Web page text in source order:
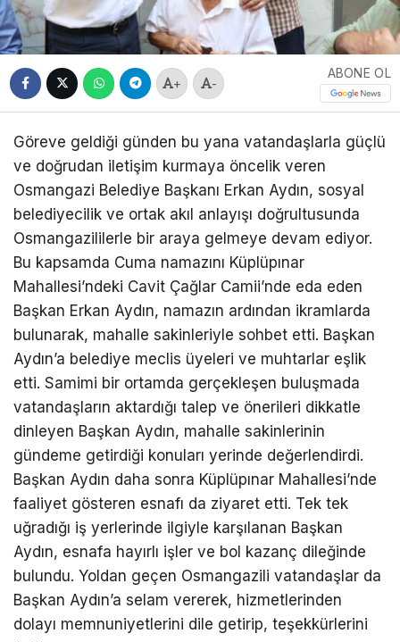
+ -
ABONE OL
Göreve geldiği günden bu yana vatandaşlarla güçlü
ve doğrudan iletişim kurmaya öncelik veren
Osmangazi Belediye Başkanı Erkan Aydın, sosyal
belediyecilik ve ortak akıl anlayışı doğrultusunda
Osmangazililerle bir araya gelmeye devam ediyor.
Bu kapsamda Cuma namazını Küplüpınar
Mahallesi’ndeki Cavit Çağlar Camii’nde eda eden
Başkan Erkan Aydın, namazın ardından ikramlarda
bulunarak, mahalle sakinleriyle sohbet etti. Başkan
Aydın’a belediye meclis üyeleri ve muhtarlar eşlik
etti. Samimi bir ortamda gerçekleşen buluşmada
vatandaşların aktardığı talep ve önerileri dikkatle
dinleyen Başkan Aydın, mahalle sakinlerinin
gündeme getirdiği konuları yerinde değerlendirdi.
Başkan Aydın daha sonra Küplüpınar Mahallesi’nde
faaliyet gösteren esnafı da ziyaret etti. Tek tek
uğradığı iş yerlerinde ilgiyle karşılanan Başkan
Aydın, esnafa hayırlı işler ve bol kazanç dileğinde
bulundu. Yoldan geçen Osmangazili vatandaşlar da
Başkan Aydın’a selam vererek, hizmetlerinden
dolayı memnuniyetlerini dile getirip, teşekkürlerini